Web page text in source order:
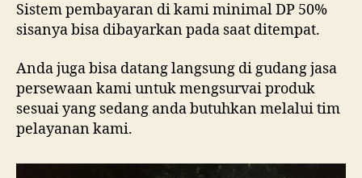
Sistem pembayaran di kami minimal DP 50%
sisanya bisa dibayarkan pada saat ditempat.
Anda juga bisa datang langsung di gudang jasa
persewaan kami untuk mengsurvai produk
sesuai yang sedang anda butuhkan melalui tim
pelayanan kami.